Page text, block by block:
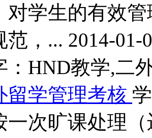
对学生的有效
范，... 2014-01-
：HND教学,二
留学管理考核
一次旷课处理